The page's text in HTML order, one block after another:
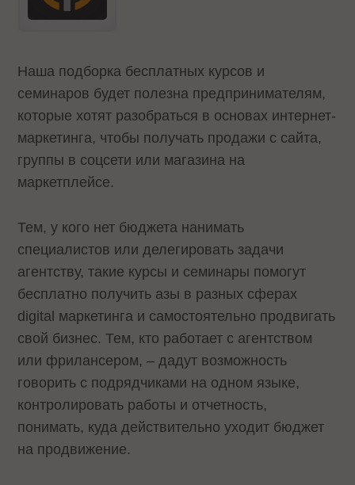
Наша подборка бесплатных курсов и
семинаров будет полезна предпринимателям,
которые хотят разобраться в основах интернет-
маркетинга, чтобы получать продажи с сайта,
группы в соцсети или магазина на
маркетплейсе.
Тем, у кого нет бюджета нанимать
специалистов или делегировать задачи
агентству, такие курсы и семинары помогут
бесплатно получить азы в разных сферах
digital маркетинга и самостоятельно продвигать
свой бизнес. Тем, кто работает с агентством
или фрилансером, – дадут возможность
говорить с подрядчиками на одном языке,
контролировать работы и отчетность,
понимать, куда действительно уходит бюджет
на продвижение.